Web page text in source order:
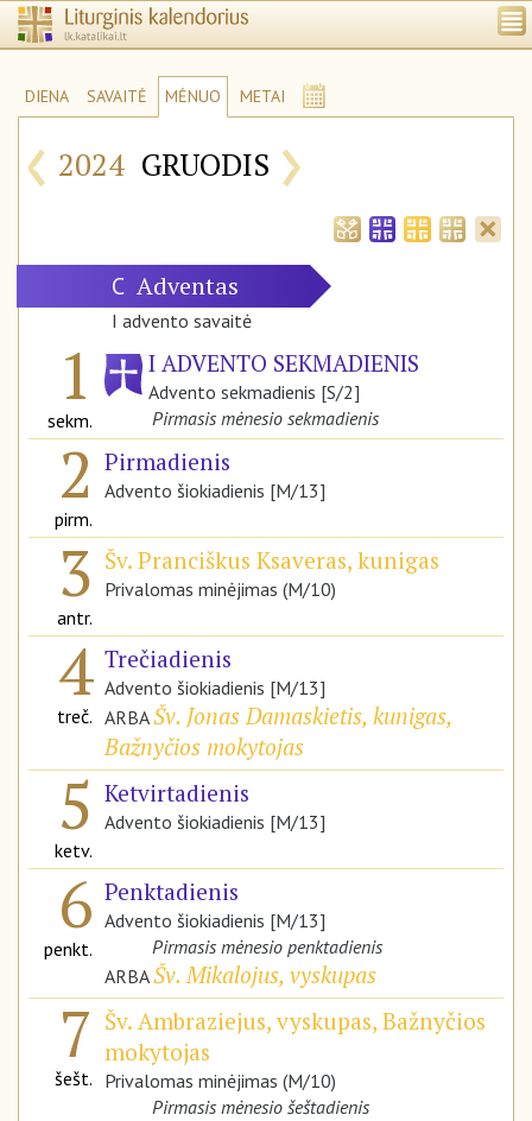
DIENA SAVAITĖ MĖNUO METAI
‹ 2024 GRUODIS ›
C Adventas
I advento savaitė
1
sekm.
I ADVENTO SEKMADIENIS
Advento sekmadienis [S/2]
Pirmasis mėnesio sekmadienis
2
pirm.
Pirmadienis
Advento šiokiadienis [M/13]
3
antr.
Šv. Pranciškus Ksaveras, kunigas
Privalomas minėjimas (M/10)
4
treč.
Trečiadienis
Advento šiokiadienis [M/13]
ARBAŠv. Jonas Damaskietis, kunigas,
Bažnyčios mokytojas
5
ketv.
Ketvirtadienis
Advento šiokiadienis [M/13]
6
penkt.
Penktadienis
Advento šiokiadienis [M/13]
Pirmasis mėnesio penktadienis
ARBAŠv. Mikalojus, vyskupas
7
šešt.
Šv. Ambraziejus, vyskupas, Bažnyčios
mokytojas
Privalomas minėjimas (M/10)
Pirmasis mėnesio šeštadienis